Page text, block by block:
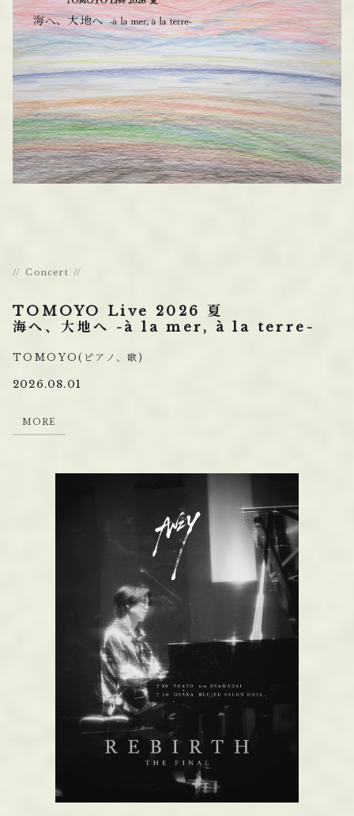
Concert
TOMOYO Live 2026 夏
海へ、大地へ -à la mer, à la terre-
TOMOYO(ピアノ、歌)
2026.08.01
MORE
MORE